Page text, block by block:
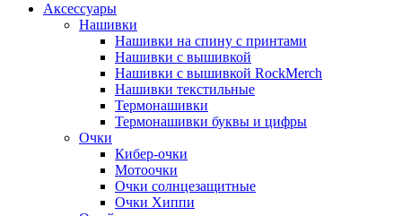
Аксессуары
Нашивки
Нашивки на спину с принтами
Нашивки с вышивкой
Нашивки с вышивкой RockMerch
Нашивки текстильные
Термонашивки
Термонашивки буквы и цифры
Очки
Кибер-очки
Мотоочки
Очки солнцезащитные
Очки Хиппи